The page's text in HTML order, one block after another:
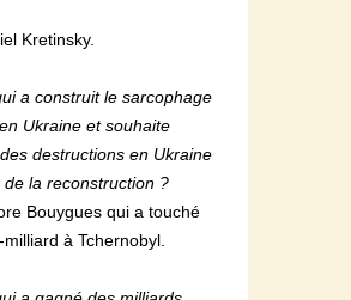
Kretinsky.
a construit le sarcophage
Ukraine et souhaite
destructions en Ukraine
la reconstruction ?
Bouygues qui a touché
à Tchernobyl.